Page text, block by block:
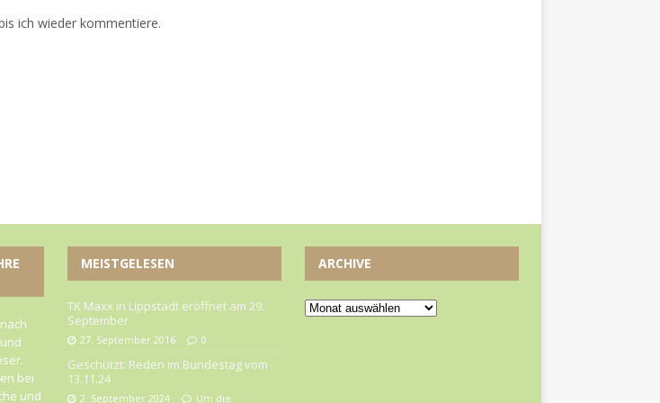
ich wieder kommentiere.
bei
und
MEISTGELESEN
TK Maxx in Lippstadt eröffnet am 29.
September
27. September 2016 0
Geschützt: Reden im Bundestag vom
13.11.24
2. September 2024 Um die
ARCHIVE